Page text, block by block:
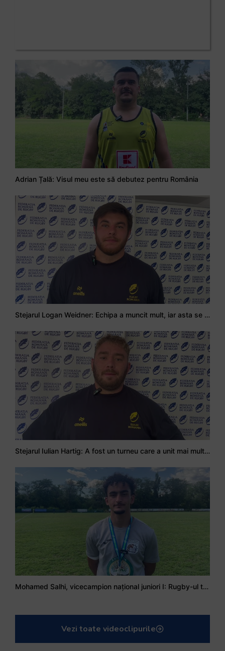
Adrian Țală: Visul meu este să debutez pentru România
Stejarul Logan Weidner: Echipa a muncit mult, iar asta se va vedea în meciurile de la Nations Cup
Stejarul Iulian Hartig: A fost un turneu care a unit mai mult echipa
Mohamed Salhi, vicecampion național juniori I: Rugby-ul te învață să accepți și înfrângerile
Vezi toate videoclipurile